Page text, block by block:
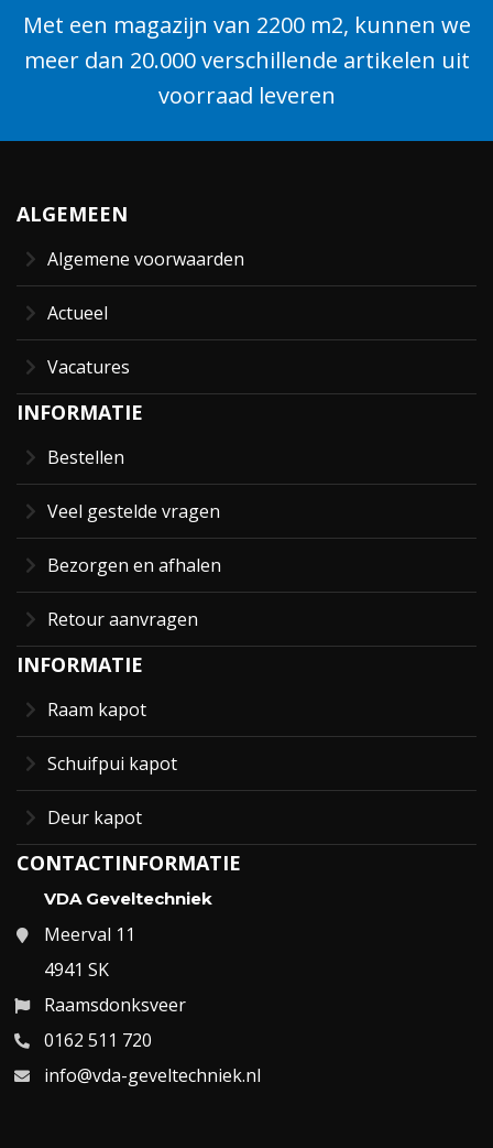
Met een magazijn van 2200 m2, kunnen we
meer dan 20.000 verschillende artikelen uit
voorraad leveren
ALGEMEEN
Algemene voorwaarden
Actueel
Vacatures
INFORMATIE
Bestellen
Veel gestelde vragen
Bezorgen en afhalen
Retour aanvragen
INFORMATIE
Raam kapot
Schuifpui kapot
Deur kapot
CONTACTINFORMATIE
VDA Geveltechniek
Meerval 11
4941 SK
Raamsdonksveer
0162 511 720
info@vda-geveltechniek.nl